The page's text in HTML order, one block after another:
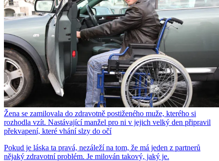
Žena se zamilovala do zdravotně postiženého muže, kterého si
rozhodla vzít. Nastávající manžel pro ni v jejich velký den připravil
překvapení, které vhání slzy do očí
Pokud je láska ta pravá, nezáleží na tom, že má jeden z partnerů
nějaký zdravotní problém. Je milován takový, jaký je.